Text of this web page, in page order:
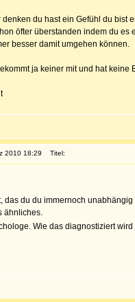
denken du hast ein Gefühl du bist
öfter überstanden indem du
besser damit umgehen können.
ja keiner mit und hat
2010 18:29 Titel:
das du du immernoch
ähnliches.
Wie das diagnostiziert